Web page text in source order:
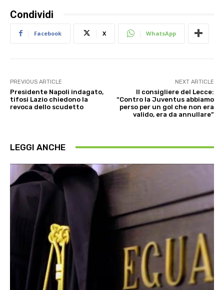
Condividi
Facebook X WhatsApp
PREVIOUS ARTICLE
Presidente Napoli indagato,
tifosi Lazio chiedono la
revoca dello scudetto
NEXT ARTICLE
Il consigliere del Lecce:
“Contro la Juventus abbiamo
perso per un gol che non era
valido, era da annullare”
LEGGI ANCHE